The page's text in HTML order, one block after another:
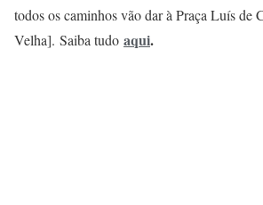
todos os caminhos vão dar à Praça Luís de
Velha]. Saiba tudo aqui.